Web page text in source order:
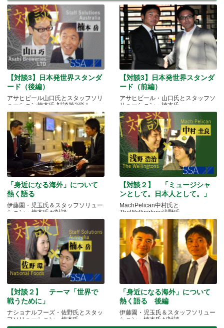
【対談3】日本発世界スタンダ
ード（後編）
アサヒビール山口氏とスタッフソリ
ューション楠本氏 対談第2弾！
【対談3】日本発世界スタンダ
ード（前編）
アサヒビール・山口氏とスタッフソ
リューション・楠本氏
「身近になる海外」について
熱く語る
伊藤園・児玉氏＆スタッフソリュー
ション・楠本氏が対談
【対談２】 「ミュージシャ
ンとして。日本人として。」
MachPelican中村氏と
TheWellingtons浅野氏
【対談２】 テーマ「世界で
戦うために」
ナショナルフーズ・佐野氏とスタッ
フソリューション・楠本氏
「身近になる海外」について
熱く語る 後編
伊藤園・児玉氏＆スタッフソリュー
ション・楠本氏が対談